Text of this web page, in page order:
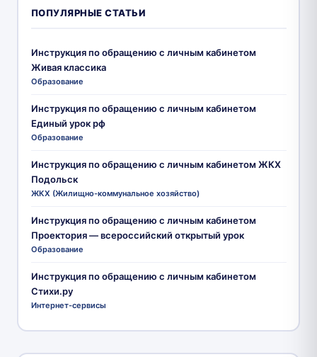
ПОПУЛЯРНЫЕ СТАТЬИ
Инструкция по обращению с личным кабинетом
Живая классика
Образование
Инструкция по обращению с личным кабинетом
Единый урок рф
Образование
Инструкция по обращению с личным кабинетом ЖКХ
Подольск
ЖКХ (Жилищно-коммунальное хозяйство)
Инструкция по обращению с личным кабинетом
Проектория — всероссийский открытый урок
Образование
Инструкция по обращению с личным кабинетом
Стихи.ру
Интернет-сервисы